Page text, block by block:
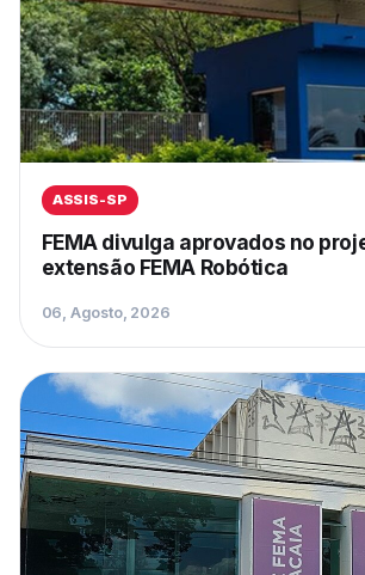
ASSIS-SP
FEMA divulga aprovados no
extensão FEMA Robótica
06, Agosto, 2026